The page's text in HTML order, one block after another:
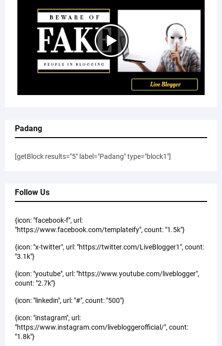
Padang
[getBlock results="5" label="Padang" type="block1"]
Follow Us
{icon: "facebook-f", url:
"https://www.facebook.com/templateify", count: "1.5k"}
{icon: "x-twitter", url: "https://twitter.com/LiveBlogger1", count:
"3.1k"}
{icon: "youtube", url: "https://www.youtube.com/liveblogger",
count: "2.7k"}
{icon: "linkedin", url: "#", count: "500"}
{icon: "instagram", url:
"https://www.instagram.com/livebloggerofficial/", count:
"1.8k"}